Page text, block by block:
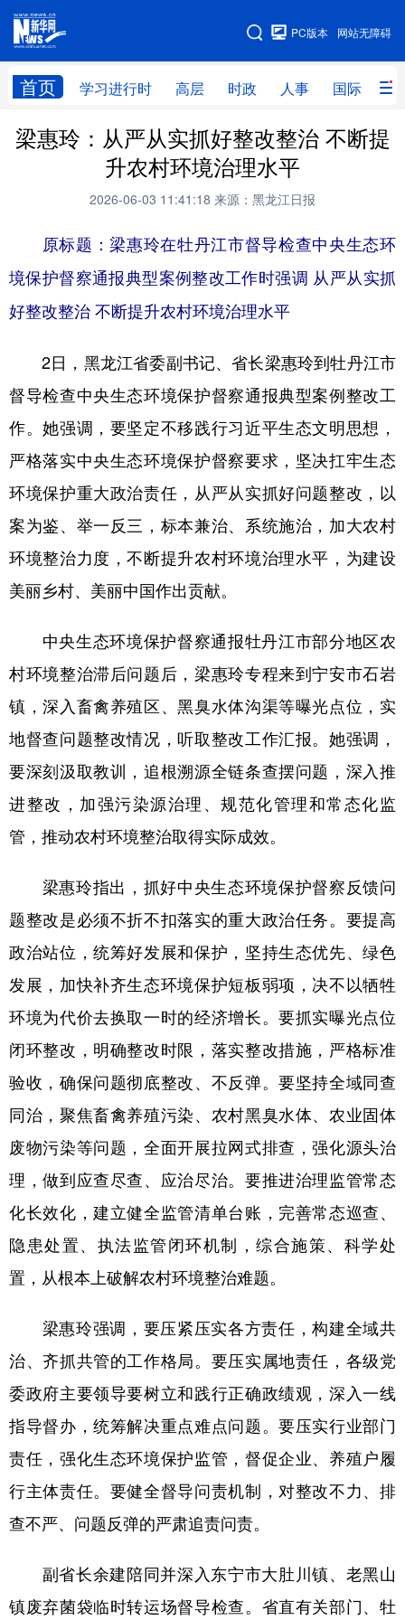
网站无障碍
PC版本
首页 学习进行时 高层 时政 人事 国际 财
网站地图
学习进行时 高层 时政 人事
财经 网评
全球连线
科技 科普 体育 文化
健康 军事 访谈 视频
图片 中央文件 金融
食品 人居 信息化 乡村振兴
溯源中国 城市 旅游 能源
会展 彩票 娱乐 时尚
亚太网 上市公司 投教基地
地方频道
辽宁 吉林 上海 江苏
浙江 安徽 福建 江西
山东 河南 湖北 湖南
广东 广西 海南 重庆
四川 贵州 云南 西藏
新疆 内蒙古 黑龙江
多语种频道
Русский язык 日本語 한국어
Deutsch Português
梁惠玲：从严从实抓好整改整治 不断提
升农村环境治理水平
2026-06-03 11:41:18 来源：黑龙江日报
原标题：梁惠玲在牡丹江市督导检查中央生态环
境保护督察通报典型案例整改工作时强调 从严从实抓
好整改整治 不断提升农村环境治理水平
2日，黑龙江省委副书记、省长梁惠玲到牡丹江市
督导检查中央生态环境保护督察通报典型案例整改工
作。她强调，要坚定不移践行习近平生态文明思想，
严格落实中央生态环境保护督察要求，坚决扛牢生态
环境保护重大政治责任，从严从实抓好问题整改，以
案为鉴、举一反三，标本兼治、系统施治，加大农村
环境整治力度，不断提升农村环境治理水平，为建设
美丽乡村、美丽中国作出贡献。
中央生态环境保护督察通报牡丹江市部分地区农
村环境整治滞后问题后，梁惠玲专程来到宁安市石岩
镇，深入畜禽养殖区、黑臭水体沟渠等曝光点位，实
地督查问题整改情况，听取整改工作汇报。她强调，
要深刻汲取教训，追根溯源全链条查摆问题，深入推
进整改，加强污染源治理、规范化管理和常态化监
管，推动农村环境整治取得实际成效。
梁惠玲指出，抓好中央生态环境保护督察反馈问
题整改是必须不折不扣落实的重大政治任务。要提高
政治站位，统筹好发展和保护，坚持生态优先、绿色
发展，加快补齐生态环境保护短板弱项，决不以牺牲
环境为代价去换取一时的经济增长。要抓实曝光点位
闭环整改，明确整改时限，落实整改措施，严格标准
验收，确保问题彻底整改、不反弹。要坚持全域同查
同治，聚焦畜禽养殖污染、农村黑臭水体、农业固体
废物污染等问题，全面开展拉网式排查，强化源头治
理，做到应查尽查、应治尽治。要推进治理监管常态
化长效化，建立健全监管清单台账，完善常态巡查、
隐患处置、执法监管闭环机制，综合施策、科学处
置，从根本上破解农村环境整治难题。
梁惠玲强调，要压紧压实各方责任，构建全域共
治、齐抓共管的工作格局。要压实属地责任，各级党
委政府主要领导要树立和践行正确政绩观，深入一线
指导督办，统筹解决重点难点问题。要压实行业部门
责任，强化生态环境保护监管，督促企业、养殖户履
行主体责任。要健全督导问责机制，对整改不力、排
查不严、问题反弹的严肃追责问责。
副省长余建陪同并深入东宁市大肚川镇、老黑山
镇废弃菌袋临时转运场督导检查。省直有关部门、牡